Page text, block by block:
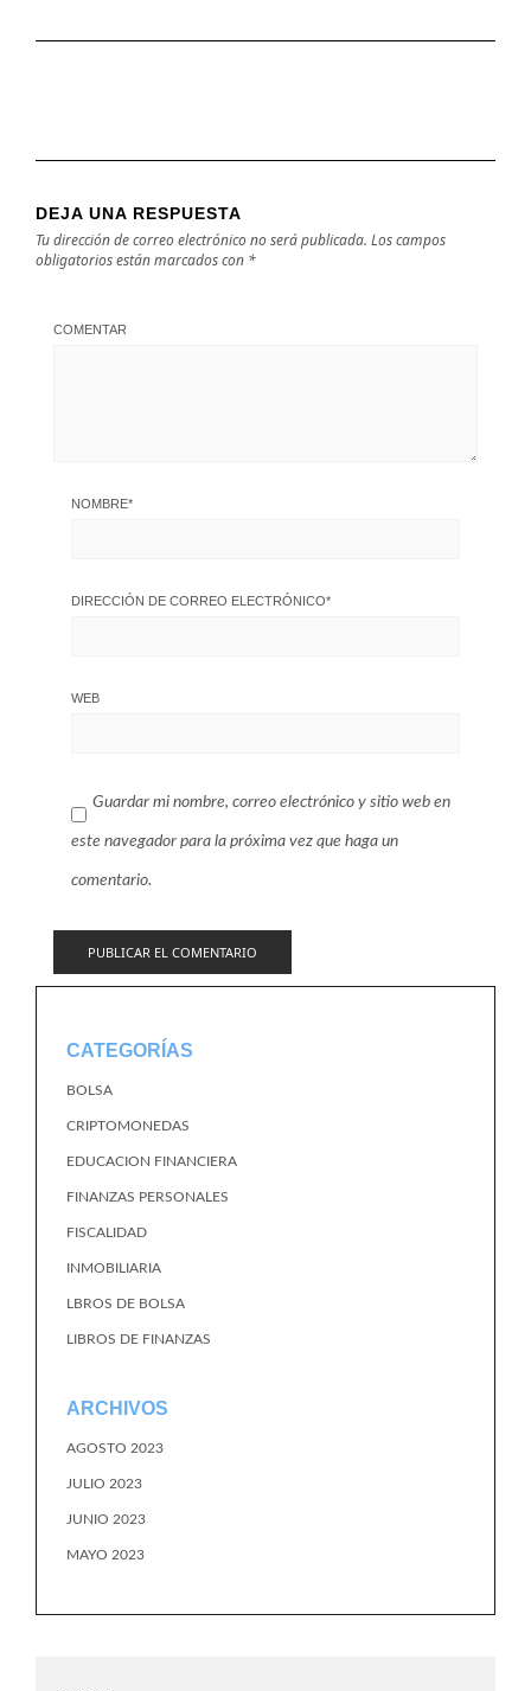
DEJA UNA RESPUESTA
Tu dirección de correo electrónico no será publicada. Los campos
obligatorios están marcados con *
COMENTAR
NOMBRE*
DIRECCIÓN DE CORREO ELECTRÓNICO*
WEB
Guardar mi nombre, correo electrónico y sitio web en
este navegador para la próxima vez que haga un
comentario.
CATEGORÍAS
BOLSA
CRIPTOMONEDAS
EDUCACION FINANCIERA
FINANZAS PERSONALES
FISCALIDAD
INMOBILIARIA
LBROS DE BOLSA
LIBROS DE FINANZAS
ARCHIVOS
AGOSTO 2023
JULIO 2023
JUNIO 2023
MAYO 2023